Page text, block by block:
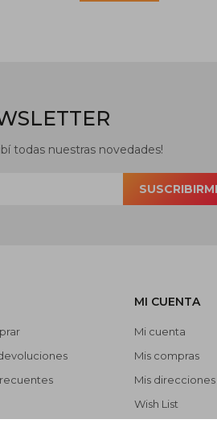
MI CUENTA
Mi cuenta
Mis compras
Mis direcciones
Wish List
todas nuestras novedades!